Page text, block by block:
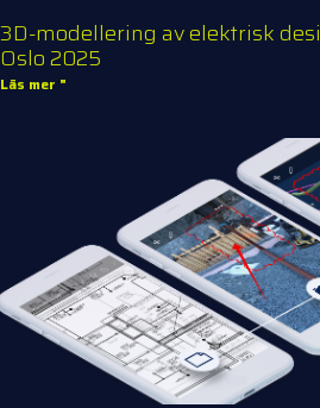
3D-modellering av elektrisk
Oslo 2025
Läs mer "